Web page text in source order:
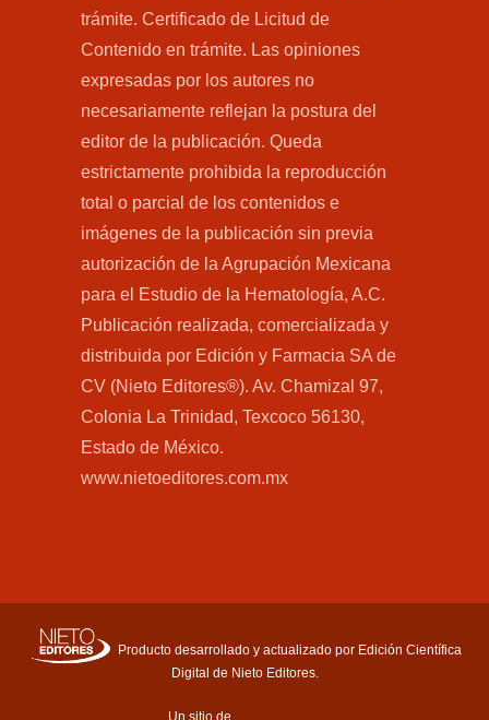
trámite. Certificado de Licitud de
Contenido en trámite. Las opiniones
expresadas por los autores no
necesariamente reflejan la postura del
editor de la publicación. Queda
estrictamente prohibida la reproducción
total o parcial de los contenidos e
imágenes de la publicación sin previa
autorización de la Agrupación Mexicana
para el Estudio de la Hematología, A.C.
Publicación realizada, comercializada y
distribuida por Edición y Farmacia SA de
CV (Nieto Editores®). Av. Chamizal 97,
Colonia La Trinidad, Texcoco 56130,
Estado de México.
www.nietoeditores.com.mx
Producto desarrollado y actualizado por Edición Científica
Digital de Nieto Editores.
Un sitio de